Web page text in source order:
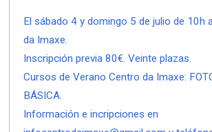
El sábado 4 y domingo 5 de julio de 10h
da Imaxe.
Inscripción previa 80€. Veinte plazas.
Cursos de Verano Centro da Imaxe:
BÁSICA.
Información e incripciones en